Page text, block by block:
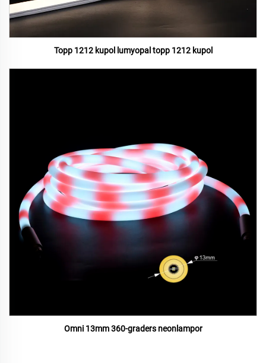
Topp 1212 kupol lumyopal topp 1212 kupol
Omni 13mm 360-graders neonlampor